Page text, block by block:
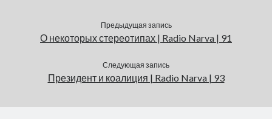
Предыдущая запись
О некоторых стереотипах | Radio Narva | 91
Следующая запись
Президент и коалиция | Radio Narva | 93